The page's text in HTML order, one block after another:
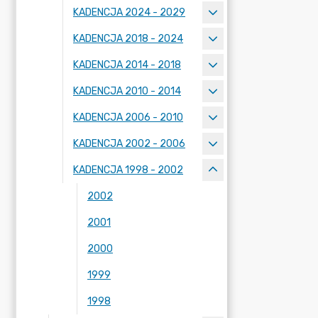
KADENCJA 2024 - 2029
KADENCJA 2018 - 2024
KADENCJA 2014 - 2018
KADENCJA 2010 - 2014
KADENCJA 2006 - 2010
KADENCJA 2002 - 2006
KADENCJA 1998 - 2002
2002
2001
2000
1999
1998